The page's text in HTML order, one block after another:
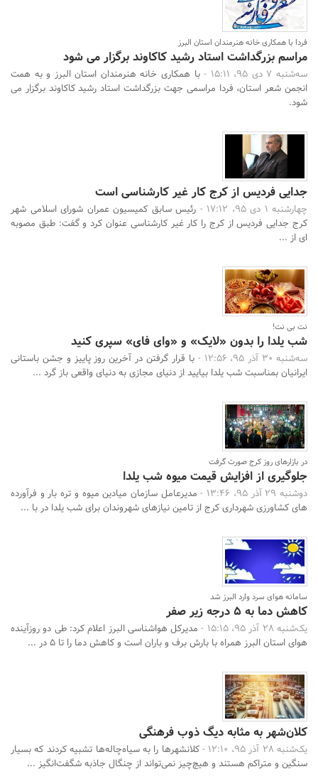
فردا با همکاری خانه هنرمندان استان البرز
مراسم بزرگداشت استاد رشید کاکاوند برگزار می شود
سه‌شنبه 7 دی 95، 15:11 -
با همکاری خانه هنرمندان استان البرز و به همت
انجمن شعر استان، فردا مراسمی جهت بزرگداشت استاد رشید کاکاوند برگزار می
شود.
جدایی فردیس از کرج کار غیر کارشناسی است
چهارشنبه 1 دی 95، 17:12 -
رئیس سابق کمیسیون عمران شورای اسلامی شهر
کرج جدایی فردیس از کرج را کار غیر کارشناسی عنوان کرد و گفت: طبق مصوبه
ای از ...
نت بی نت!
شب یلدا را بدون «لایک» و «وای فای» سپری کنید
سه‌شنبه 30 آذر 95، 12:56 -
با قرار گرفتن در آخرین روز پاییز و جشن باستانی
ایرانیان بمناسبت شب یلدا بیایید از دنیای مجازی به دنیای واقعی باز گرد ...
در بازارهای روز کرج صورت گرفت
جلوگیری از افزایش قیمت میوه شب یلدا
دوشنبه 29 آذر 95، 13:46 -
مدیرعامل سازمان میادین میوه و تره بار و فرآورده
های کشاورزی شهرداری کرج از تامین نیازهای شهروندان برای شب یلدا در با ...
سامانه هوای سرد وارد البرز شد
کاهش دما به 5 درجه زیر صفر
یک‌شنبه 28 آذر 95، 15:15 -
مدیرکل هواشناسی البرز اعلام کرد: طی دو روزآینده
هوای استان البرز همراه با بارش برف و باران است و کاهش دما را تا 5 در ...
کلان‌شهر به مثابه دیگ ذوب فرهنگی
یک‌شنبه 28 آذر 95، 12:10 -
کلانشهرها را به سیاه‌چاله‌ها تشبیه کردند که بسیار
سنگین و متراکم هستند و هیچ‌چیز نمی‌تواند از چنگال جاذبه شگفت‌انگیز ...